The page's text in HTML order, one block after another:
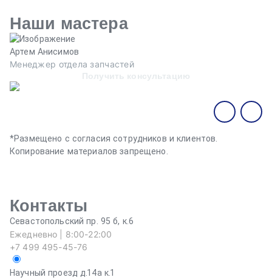
Наши мастера
Артем Анисимов
Менеджер отдела запчастей
Получить консультацию
*Размещено с согласия сотрудников и клиентов.
Копирование материалов запрещено.
Контакты
Севастопольский пр. 95 б, к.6
Ежедневно | 8:00-22:00
+7 499 495-45-76
Научный проезд д.14а к.1